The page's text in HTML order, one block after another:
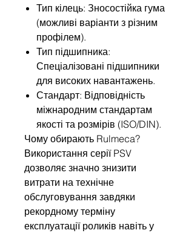
Тип кілець: Зносостійка гума
(можливі варіанти з різним
профілем).
Тип підшипника:
Спеціалізовані підшипники
для високих навантажень.
Стандарт: Відповідність
міжнародним стандартам
якості та розмірів (ISO/DIN).
Чому обирають Rulmeca?
Використання серії PSV
дозволяє значно знизити
витрати на технічне
обслуговування завдяки
рекордному терміну
експлуатації роликів навіть у